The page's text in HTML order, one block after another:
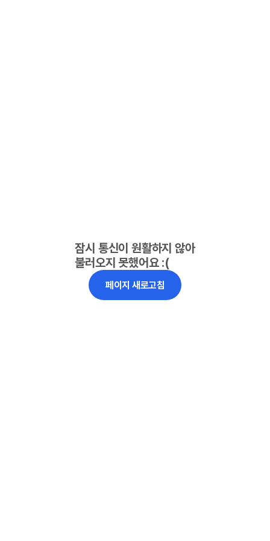
잠시 통신이 원활하지 않아
불러오지 못했어요 :(
페이지 새로고침